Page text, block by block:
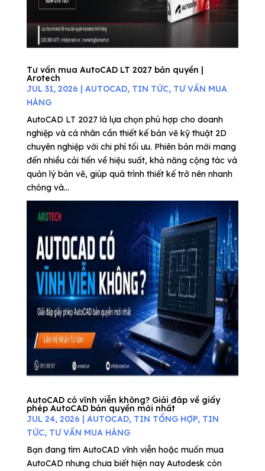
Tư vấn mua AutoCAD LT 2027 bản quyền |
Arotech
JUL 31, 2026 | AUTOCAD, TIN TỨC, TƯ VẤN MUA
HÀNG
AutoCAD LT 2027 là lựa chọn phù hợp cho doanh
nghiệp và cá nhân cần thiết kế bản vẽ kỹ thuật 2D
chuyên nghiệp với chi phí tối ưu. Phiên bản mới mang
đến nhiều cải tiến về hiệu suất, khả năng cộng tác và
quản lý bản vẽ, giúp quá trình thiết kế trở nên nhanh
chóng và...
AutoCAD có vĩnh viễn không? Giải đáp về giấy
phép AutoCAD bản quyền mới nhất
JUL 24, 2026 | AUTOCAD, TIN TỔNG HỢP, TIN
TỨC, TƯ VẤN MUA HÀNG
Bạn đang tìm AutoCAD vĩnh viễn hoặc muốn mua
AutoCAD nhưng chưa biết hiện nay Autodesk còn